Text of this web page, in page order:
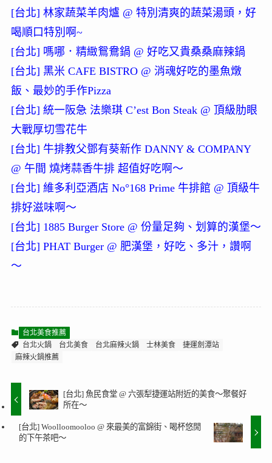
[台北] 林家蔬菜羊肉爐 @ 特別清爽的蔬菜湯頭，好
喝順口特別啊~
[台北] 嗎哪．精緻鴛鴦鍋 @ 好吃又貴桑桑麻辣鍋
[台北] 黑米 CAFE BISTRO @ 消魂好吃的墨魚燉
飯、最妙的手作Pizza
[台北] 統一阪急 法樂琪 C’est Bon Steak @ 頂級肋眼
大戰厚切雪花牛
[台北] 牛排教父鄧有葵新作 DANNY & COMPANY
@ 午間 燒烤蒜香牛排 超值好吃啊～
[台北] 維多利亞酒店 No°168 Prime 牛排館 @ 頂級牛
排好滋味啊～
[台北] 1885 Burger Store @ 份量足夠、划算的漢堡～
[台北] PHAT Burger @ 肥漢堡，好吃、多汁，讚啊
～
台北美食推薦
台北火鍋
台北美食 台北麻辣火鍋 士林美食
捷運劍潭站
麻辣火鍋推薦
[台北] 魚民食堂 @ 六張犁捷運站附近的美食～聚餐好
所在～
[台北] Woolloomooloo @ 來最美的富錦街、喝杯悠閒
的下午茶吧～